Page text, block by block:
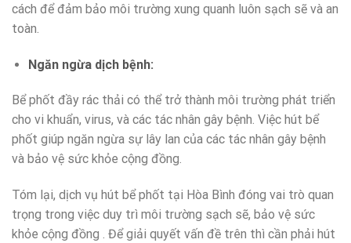
cách để đảm bảo môi trường xung quanh luôn sạch sẽ và an
toàn.
Ngăn ngừa dịch bệnh:
Bể phốt đầy rác thải có thể trở thành môi trường phát triển
cho vi khuẩn, virus, và các tác nhân gây bệnh. Việc hút bể
phốt giúp ngăn ngừa sự lây lan của các tác nhân gây bệnh
và bảo vệ sức khỏe cộng đồng.
Tóm lại, dịch vụ hút bể phốt tại Hòa Bình đóng vai trò quan
trọng trong việc duy trì môi trường sạch sẽ, bảo vệ sức
khỏe cộng đồng . Để giải quyết vấn đề trên thì cần phải hút